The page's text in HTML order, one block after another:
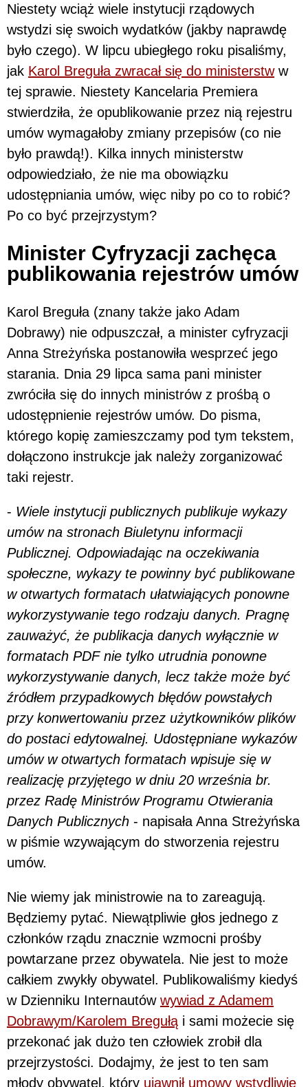
Niestety wciąż wiele instytucji rządowych
wstydzi się swoich wydatków (jakby naprawdę
było czego). W lipcu ubiegłego roku pisaliśmy,
jak Karol Breguła zwracał się do ministerstww
tej sprawie. Niestety Kancelaria Premiera
stwierdziła, że opublikowanie przez nią rejestru
umów wymagałoby zmiany przepisów (co nie
było prawdą!). Kilka innych ministerstw
odpowiedziało, że nie ma obowiązku
udostępniania umów, więc niby po co to robić?
Po co być przejrzystym?
Minister Cyfryzacji zachęca
publikowania rejestrów umów
Karol Breguła (znany także jako Adam
Dobrawy) nie odpuszczał, a minister cyfryzacji
Anna Streżyńska postanowiła wesprzeć jego
starania. Dnia 29 lipca sama pani minister
zwróciła się do innych ministrów z prośbą o
udostępnienie rejestrów umów. Do pisma,
którego kopię zamieszczamy pod tym tekstem,
dołączono instrukcje jak należy zorganizować
taki rejestr.
- Wiele instytucji publicznych publikuje wykazy
umów na stronach Biuletynu informacji
Publicznej. Odpowiadając na oczekiwania
społeczne, wykazy te powinny być publikowane
w otwartych formatach ułatwiających ponowne
wykorzystywanie tego rodzaju danych. Pragnę
zauważyć, że publikacja danych wyłącznie w
formatach PDF nie tylko utrudnia ponowne
wykorzystywanie danych, lecz także może być
źródłem przypadkowych błędów powstałych
przy konwertowaniu przez użytkowników plików
do postaci edytowalnej. Udostępniane wykazów
umów w otwartych formatach wpisuje się w
realizację przyjętego w dniu 20 września br.
przez Radę Ministrów Programu Otwierania
Danych Publicznych - napisała Anna Streżyńska
w piśmie wzywającym do stworzenia rejestru
umów.
Nie wiemy jak ministrowie na to zareagują.
Będziemy pytać. Niewątpliwie głos jednego z
członków rządu znacznie wzmocni prośby
powtarzane przez obywatela. Nie jest to może
całkiem zwykły obywatel. Publikowaliśmy kiedyś
w Dzienniku Internautów wywiad z Adamem
Dobrawym/Karolem Bregułą i sami możecie się
przekonać jak dużo ten człowiek zrobił dla
przejrzystości. Dodajmy, że jest to ten sam
młody obywatel, który ujawnił umowy wstydliwie